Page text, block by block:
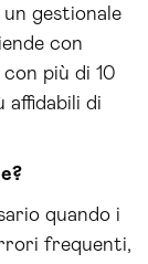
gestionale
con
più di 10
affidabili di
quando i
frequenti,